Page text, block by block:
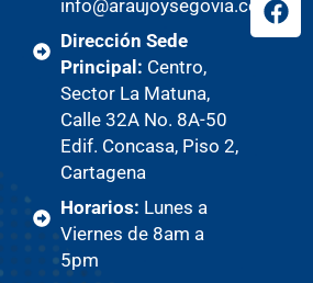
info@araujoysegovia.com
Dirección Sede
Principal: Centro,
Sector La Matuna,
Calle 32A No. 8A-50
Edif. Concasa, Piso 2,
Cartagena
Horarios: Lunes a
Viernes de 8am a
5pm